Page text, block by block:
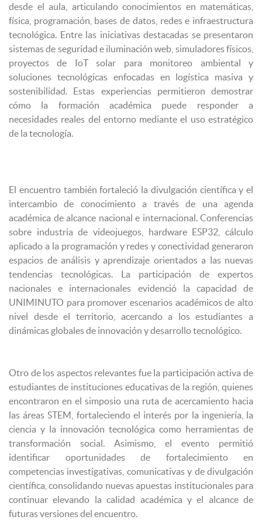
desde el aula, articulando conocimientos en matemáticas,
física, programación, bases de datos, redes e infraestructura
tecnológica. Entre las iniciativas destacadas se presentaron
sistemas de seguridad e iluminación web, simuladores físicos,
proyectos de IoT solar para monitoreo ambiental y
soluciones tecnológicas enfocadas en logística masiva y
sostenibilidad. Estas experiencias permitieron demostrar
cómo la formación académica puede responder a
necesidades reales del entorno mediante el uso estratégico
de la tecnología.
El encuentro también fortaleció la divulgación científica y el
intercambio de conocimiento a través de una agenda
académica de alcance nacional e internacional. Conferencias
sobre industria de videojuegos, hardware ESP32, cálculo
aplicado a la programación y redes y conectividad generaron
espacios de análisis y aprendizaje orientados a las nuevas
tendencias tecnológicas. La participación de expertos
nacionales e internacionales evidenció la capacidad de
UNIMINUTO para promover escenarios académicos de alto
nivel desde el territorio, acercando a los estudiantes a
dinámicas globales de innovación y desarrollo tecnológico.
Otro de los aspectos relevantes fue la participación activa de
estudiantes de instituciones educativas de la región, quienes
encontraron en el simposio una ruta de acercamiento hacia
las áreas STEM, fortaleciendo el interés por la ingeniería, la
ciencia y la innovación tecnológica como herramientas de
transformación social. Asimismo, el evento permitió
identificar oportunidades de fortalecimiento en
competencias investigativas, comunicativas y de divulgación
científica, consolidando nuevas apuestas institucionales para
continuar elevando la calidad académica y el alcance de
futuras versiones del encuentro.